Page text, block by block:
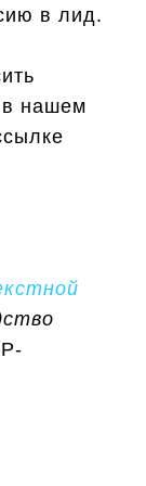
в лид.
в нашем